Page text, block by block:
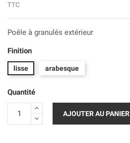
TTC
Poêle à granulés extérieur
Finition
lisse arabesque
Quantité
AJOUTER AU PANIER